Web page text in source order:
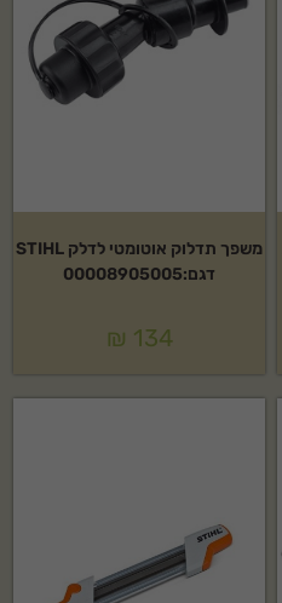
משפך תדלוק אוטומטי לדלק STIHL
דגם:00008905005
₪ 134